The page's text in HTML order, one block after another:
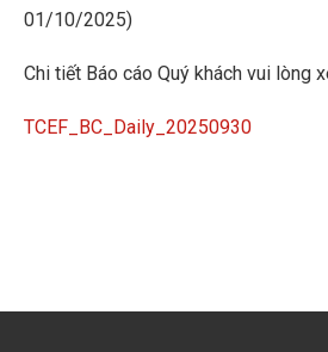
01/10/2025)
Chi tiết Báo cáo Quý khách vui lòng
TCEF_BC_Daily_20250930